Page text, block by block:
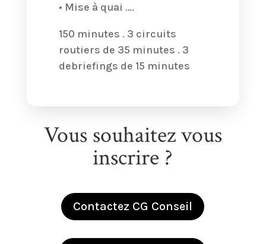
• Mise à quai ….
150 minutes . 3 circuits
routiers de 35 minutes . 3
debriefings de 15 minutes
Vous souhaitez vous
inscrire ?
Contactez CG Conseil